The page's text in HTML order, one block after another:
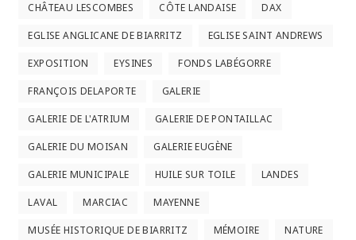
CHÂTEAU LESCOMBES CÔTE LANDAISE DAX
EGLISE ANGLICANE DE BIARRITZ EGLISE SAINT ANDREWS
EXPOSITION EYSINES FONDS LABÉGORRE
FRANÇOIS DELAPORTE GALERIE
GALERIE DE L'ATRIUM GALERIE DE PONTAILLAC
GALERIE DU MOISAN GALERIE EUGÈNE
GALERIE MUNICIPALE HUILE SUR TOILE LANDES
LAVAL MARCIAC MAYENNE
MUSÉE HISTORIQUE DE BIARRITZ MÉMOIRE NATURE